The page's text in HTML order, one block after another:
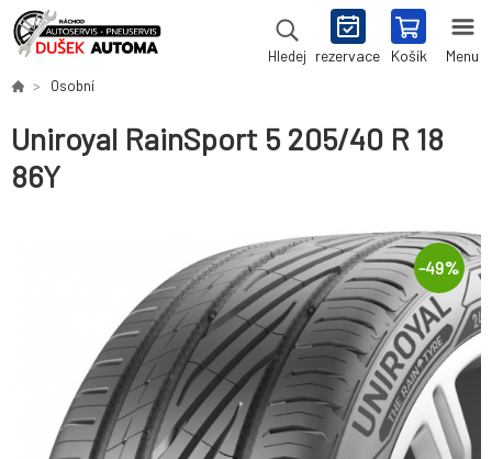
Hledej rezervace Košík Menu
Osobní
Uniroyal RainSport 5 205/40 R 18
86Y
-49%